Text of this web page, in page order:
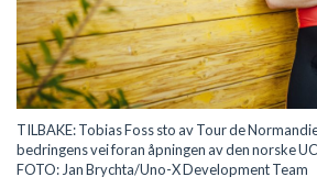
TILBAKE: Tobias Foss sto av Tour de
bedringens vei foran åpningen av den norske
FOTO: Jan Brychta/Uno-X Development Team